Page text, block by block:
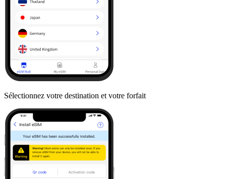
Sélectionnez votre destination et votre forfait